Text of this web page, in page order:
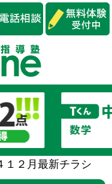
１２月最新チラシ